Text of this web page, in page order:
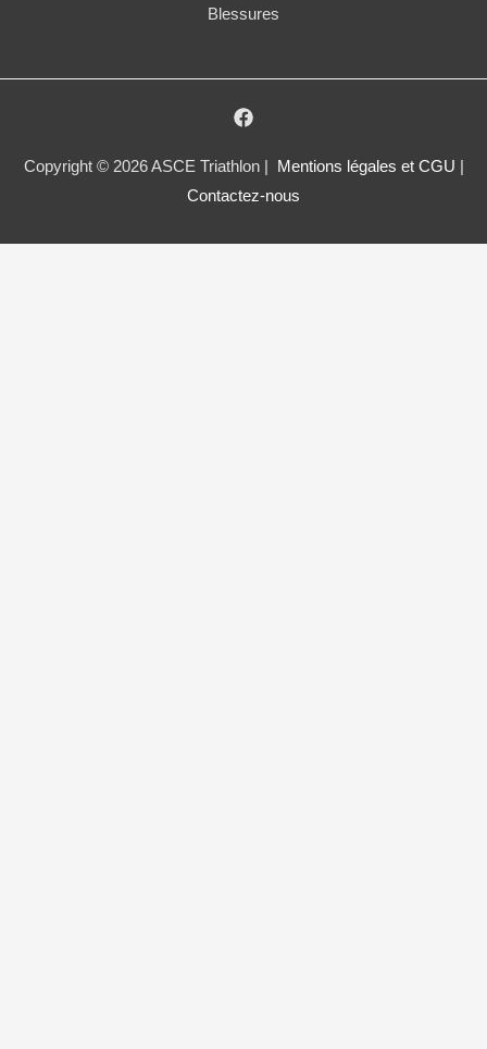
Blessures
Copyright © 2026 ASCE Triathlon | Mentions légales et CGU
Contactez-nous